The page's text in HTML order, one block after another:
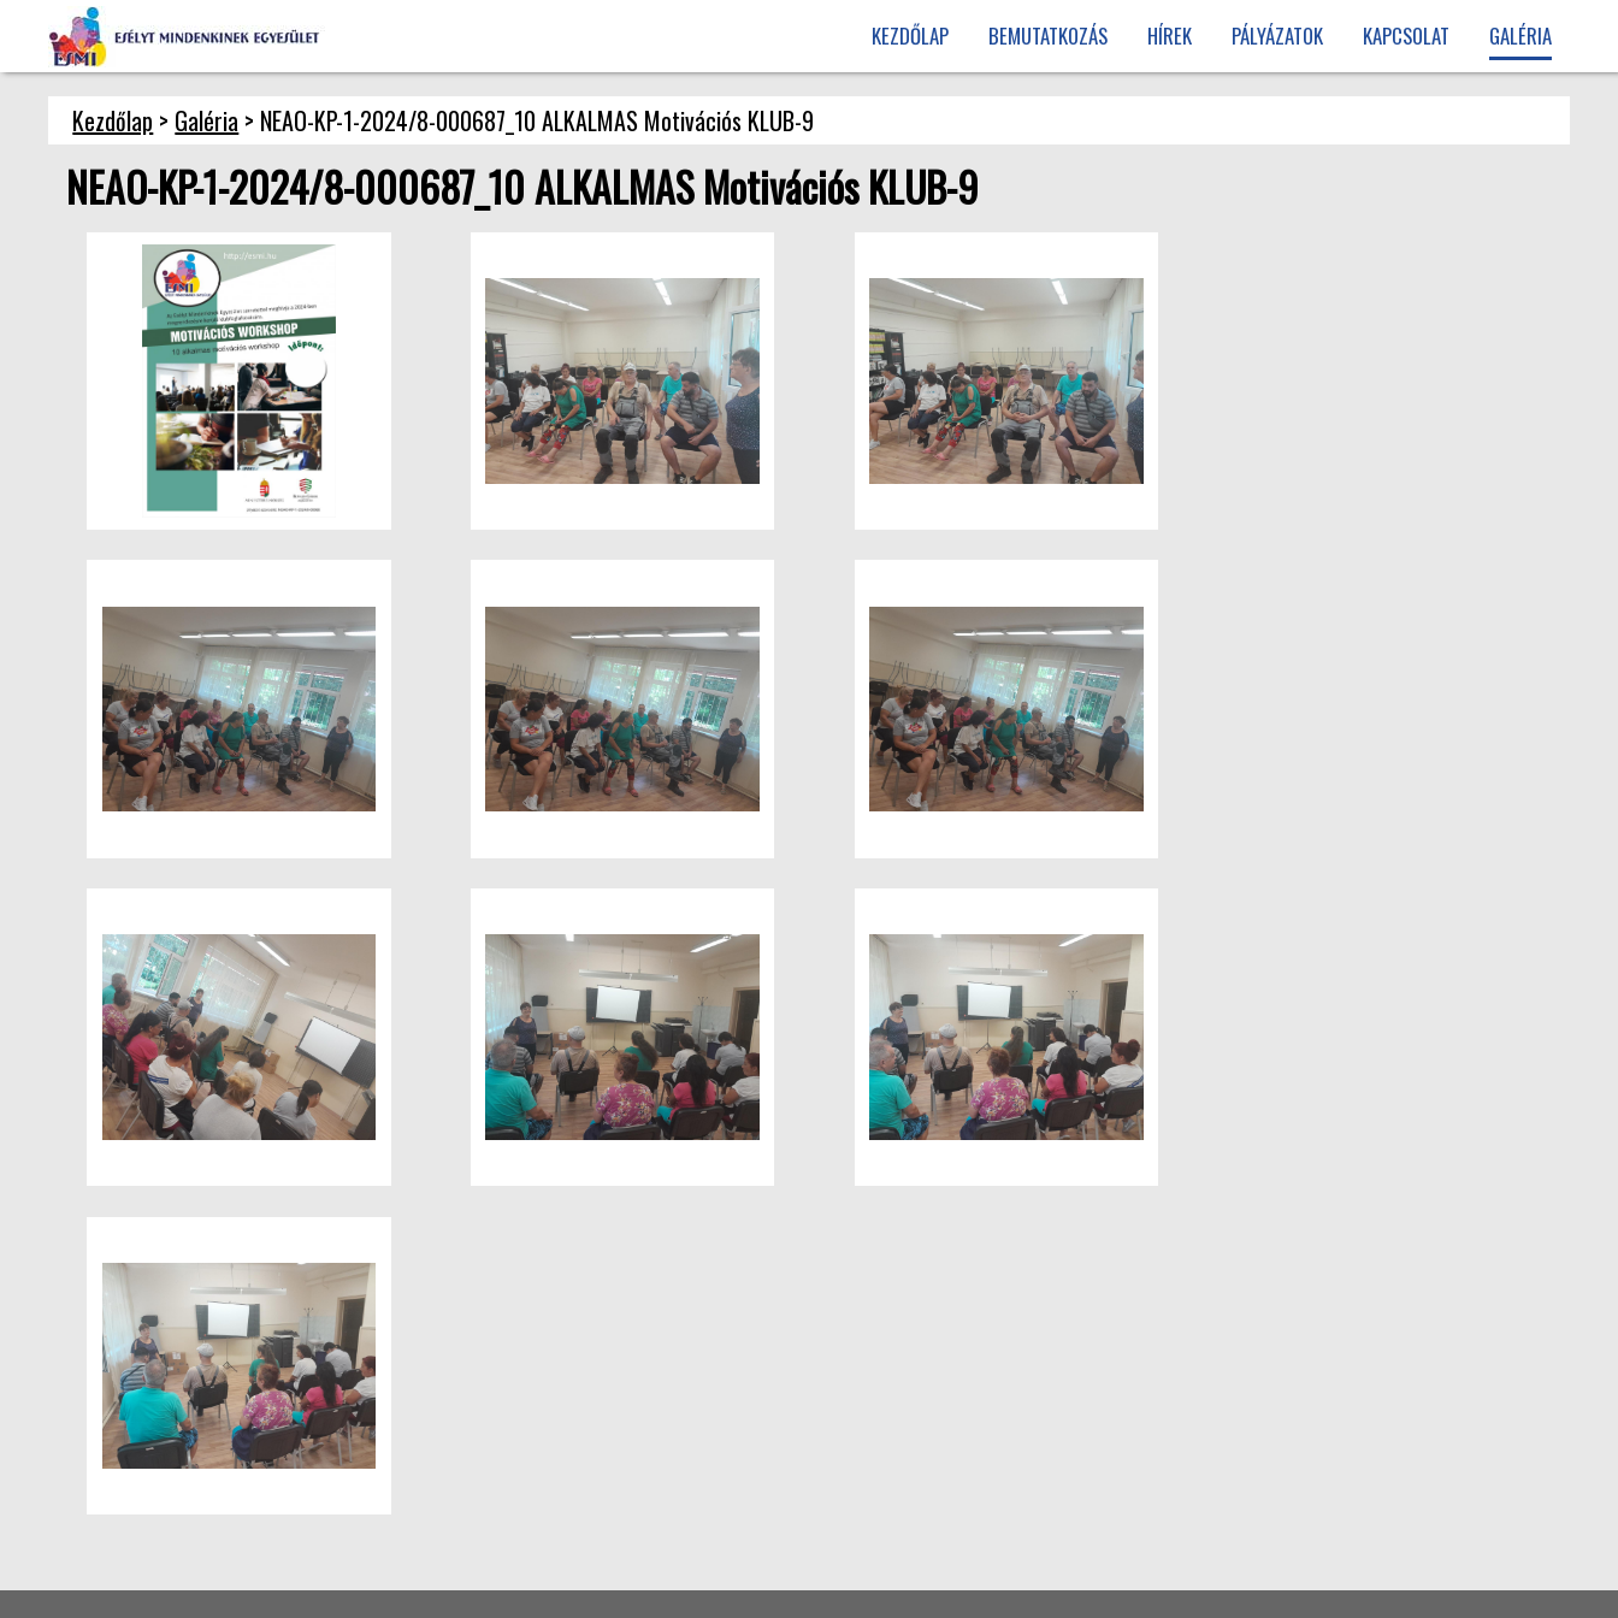
KEZDŐLAP BEMUTATKOZÁS HÍREK PÁLYÁZATOK KAPCSOLAT GALÉRIA
Kezdőlap > Galéria > NEAO-KP-1-2024/8-000687_10 ALKALMAS Motivációs KLUB-9
NEAO-KP-1-2024/8-000687_10 ALKALMAS Motivációs KLUB-9